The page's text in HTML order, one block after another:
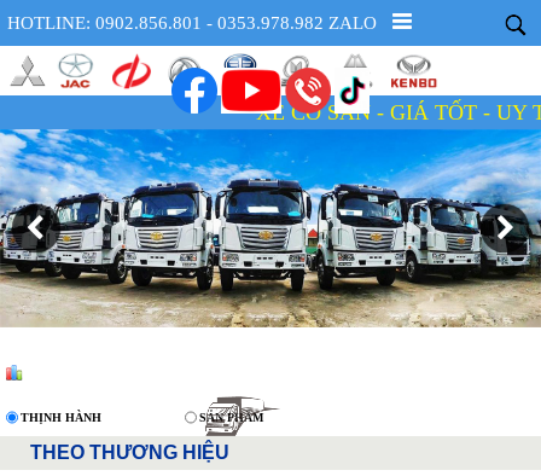
HOTLINE: 0902.856.801 - 0353.978.982 ZALO
XE CÓ SẴN - GIÁ TỐT - UY TÍN -
THỊNH HÀNH SẢN PHẨM
THEO THƯƠNG HIỆU